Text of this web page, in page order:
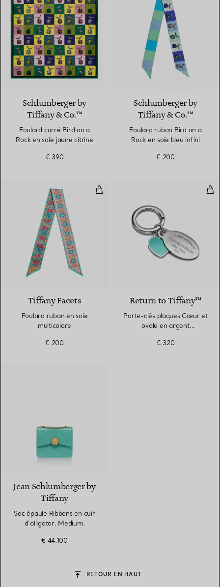
3 Couleurs
Schlumberger by
Tiffany & Co.™
Foulard carré Bird on a
Rock en soie jaune citrine
€ 390
Schlumberger by
Tiffany & Co.™
Foulard ruban Bird on a
Rock en soie bleu infini
€ 200
Foulard ruban en soie
Tiffany Facets
Foulard ruban en soie
multicolore
€ 200
Return to Tiffany™
Porte-clés plaques Cœur et
ovale en argent
émaillée Tiffany Blue®
€ 320
Jean Schlumberger by
Tiffany
Sac épaule Ribbons en cuir
d’alligator. Medium.
€ 44.100
RETOUR EN HAUT